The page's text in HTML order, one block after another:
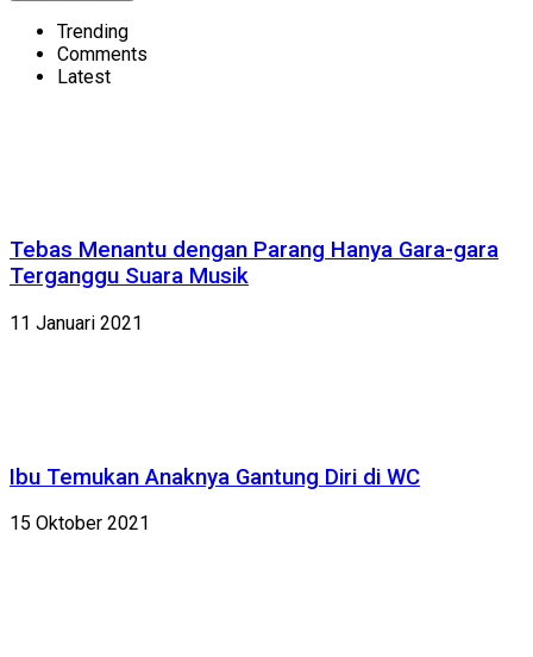
Trending
Comments
Latest
Tebas Menantu dengan Parang Hanya Gara-gara
Terganggu Suara Musik
11 Januari 2021
Ibu Temukan Anaknya Gantung Diri di WC
15 Oktober 2021